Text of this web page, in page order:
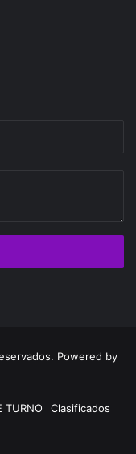
Powered by
TURNO
Clasificados